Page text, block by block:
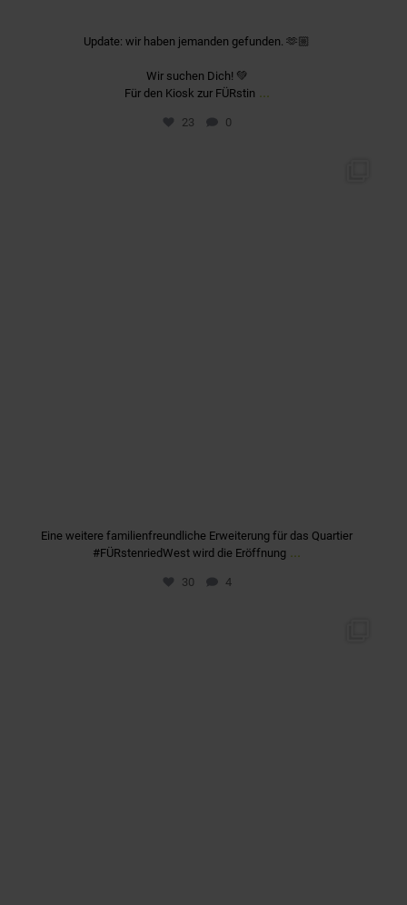
Update: wir haben jemanden gefunden. 🫶🏼
Wir suchen Dich! 💚
Für den Kiosk zur FÜRstin ...
23 0
Eine weitere familienfreundliche Erweiterung für das Quartier
#FÜRstenriedWest wird die Eröffnung ...
30 4